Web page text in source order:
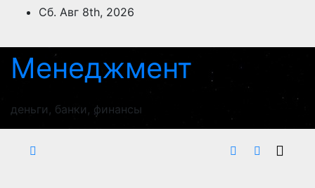
ПерейтиСб. Авг 8th, 2026
Менеджмент
деньги, банки, финансы